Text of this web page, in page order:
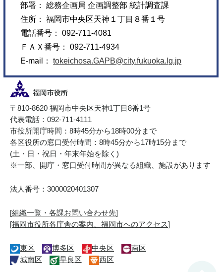
部署： 総務企画局 企画調整部 統計調査課
住所： 福岡市中央区天神１丁目８番１号
電話番号： 092-711-4081
ＦＡＸ番号： 092-711-4934
E-mail：tokeichosa.GAPB@city.fukuoka.lg.jp
〒810-8620 福岡市中央区天神1丁目8番1号
代表電話：092-711-4111
市役所開庁時間：8時45分から18時00分まで
各区役所の窓口受付時間：8時45分から17時15分まで
(土・日・祝日・年末年始を除く)
※一部、開庁・窓口受付時間が異なる組織、施設があります
法人番号：3000020401307
[組織一覧・各課お問い合わせ先]
[福岡市役所各庁舎の案内、福岡市へのアクセス]
東区 博多区 中央区
南区
城南区
早良区 西区